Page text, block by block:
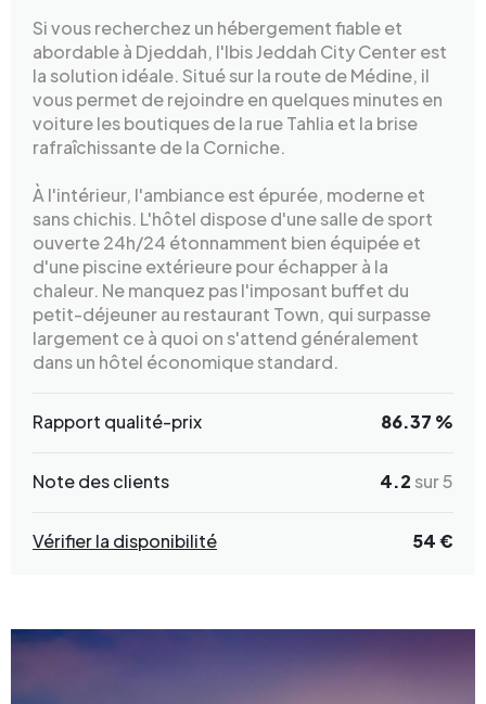
Si vous recherchez un hébergement fiable et
abordable à Djeddah, l'Ibis Jeddah City Center est
la solution idéale. Situé sur la route de Médine, il
vous permet de rejoindre en quelques minutes en
voiture les boutiques de la rue Tahlia et la brise
rafraîchissante de la Corniche.
À l'intérieur, l'ambiance est épurée, moderne et
sans chichis. L'hôtel dispose d'une salle de sport
ouverte 24h/24 étonnamment bien équipée et
d'une piscine extérieure pour échapper à la
chaleur. Ne manquez pas l'imposant buffet du
petit-déjeuner au restaurant Town, qui surpasse
largement ce à quoi on s'attend généralement
dans un hôtel économique standard.
Rapport qualité-prix 86.37 %
Note des clients 4.2 sur 5
Vérifier la disponibilité 54 €